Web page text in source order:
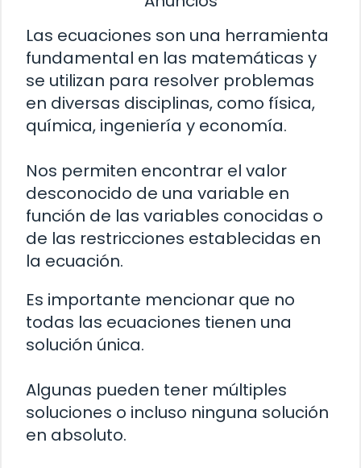
Las ecuaciones son una herramienta
fundamental en las matemáticas y
se utilizan para resolver problemas
en diversas disciplinas, como física,
química, ingeniería y economía.
Nos permiten encontrar el valor
desconocido de una variable en
función de las variables conocidas o
de las restricciones establecidas en
la ecuación.
Es importante mencionar que no
todas las ecuaciones tienen una
solución única.
Algunas pueden tener múltiples
soluciones o incluso ninguna solución
en absoluto.